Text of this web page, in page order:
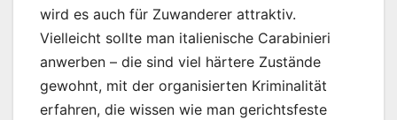
wird es auch für Zuwanderer attraktiv.
Vielleicht sollte man italienische Carabinieri
anwerben – die sind viel härtere Zustände
gewohnt, mit der organisierten Kriminalität
erfahren, die wissen wie man gerichtsfeste